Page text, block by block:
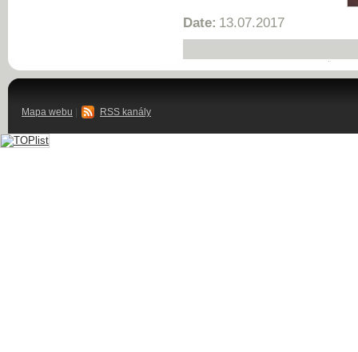
Date: 13.07.2017
Mapa webu RSS kanály